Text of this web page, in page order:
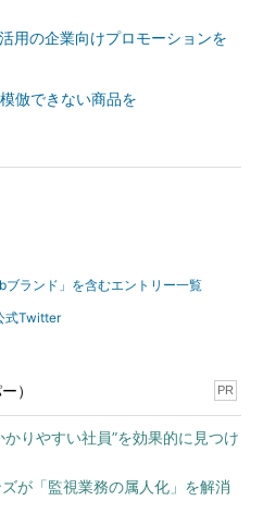
用の企業向けプロモーションを
倣できない商品を
ブランド」を含むエントリー一覧
式Twitter
） PR
りやすい社員”を効果的に見つけ
が「監視業務の属人化」を解消